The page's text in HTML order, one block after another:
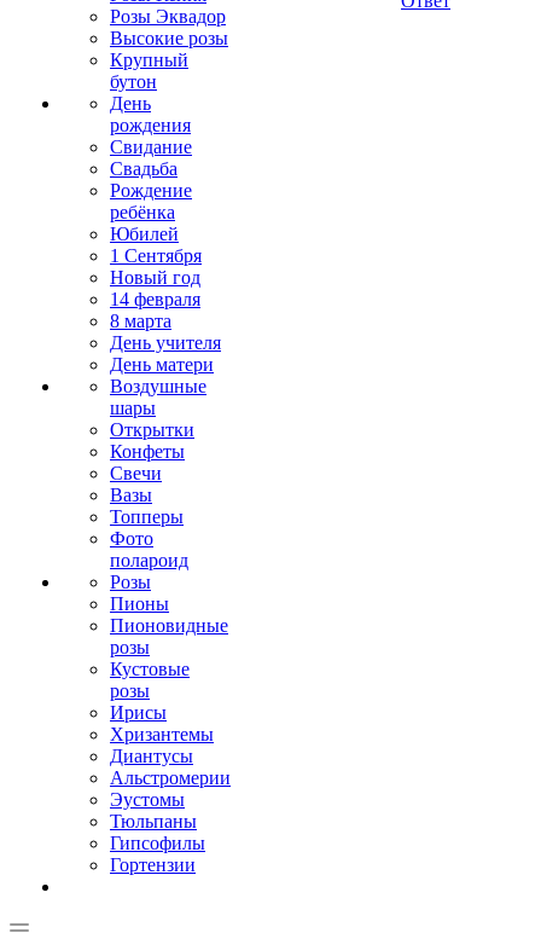
Розы Эквадор
Высокие розы
Крупный
бутон
День
рождения
Свидание
Свадьба
Рождение
ребёнка
Юбилей
1 Сентября
Новый год
14 февраля
8 марта
День учителя
День матери
Воздушные
шары
Открытки
Конфеты
Свечи
Вазы
Топперы
Фото
полароид
Розы
Пионы
Пионовидные
розы
Кустовые
розы
Ирисы
Хризантемы
Диантусы
Альстромерии
Эустомы
Тюльпаны
Гипсофилы
Гортензии